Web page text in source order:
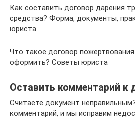
Как составить договор дарения
средства? Форма, документы,
юриста
Что такое договор пожертвования
оформить? Советы юриста
Оставить комментарий к
Считаете документ
комментарий, и мы исправим